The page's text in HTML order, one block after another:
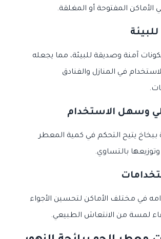
الأماكن المفتوحة أو المغلقة.
آمنة وصديقة للبيئة، مما يجعله
في المنازل والفنادق
وسهل الاستخدام
ببخاخ يتيح التحكم في كمية المعطر
بالتساوي.
في مختلف الأماكن لتحسين الأجواء
لمسة من الانتعاش الطبيعي.